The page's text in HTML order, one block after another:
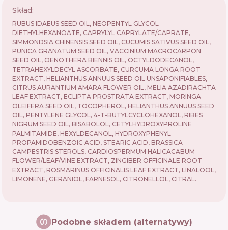
Skład:
RUBUS IDAEUS SEED OIL, NEOPENTYL GLYCOL
DIETHYLHEXANOATE, CAPRYLYL CAPRYLATE/CAPRATE,
SIMMONDSIA CHINENSIS SEED OIL, CUCUMIS SATIVUS SEED OIL,
PUNICA GRANATUM SEED OIL, VACCINIUM MACROCARPON
SEED OIL, OENOTHERA BIENNIS OIL, OCTYLDODECANOL,
TETRAHEXYLDECYL ASCORBATE, CURCUMA LONGA ROOT
EXTRACT, HELIANTHUS ANNUUS SEED OIL UNSAPONIFIABLES,
CITRUS AURANTIUM AMARA FLOWER OIL, MELIA AZADIRACHTA
LEAF EXTRACT, ECLIPTA PROSTRATA EXTRACT, MORINGA
OLEIFERA SEED OIL, TOCOPHEROL, HELIANTHUS ANNUUS SEED
OIL, PENTYLENE GLYCOL, 4-T-BUTYLCYCLOHEXANOL, RIBES
NIGRUM SEED OIL, BISABOLOL, CETYLHYDROXYPROLINE
PALMITAMIDE, HEXYLDECANOL, HYDROXYPHENYL
PROPAMIDOBENZOIC ACID, STEARIC ACID, BRASSICA
CAMPESTRIS STEROLS, CARDIOSPERMUM HALICACABUM
FLOWER/LEAF/VINE EXTRACT, ZINGIBER OFFICINALE ROOT
EXTRACT, ROSMARINUS OFFICINALIS LEAF EXTRACT, LINALOOL,
LIMONENE, GERANIOL, FARNESOL, CITRONELLOL, CITRAL.
Podobne składem (alternatywy)